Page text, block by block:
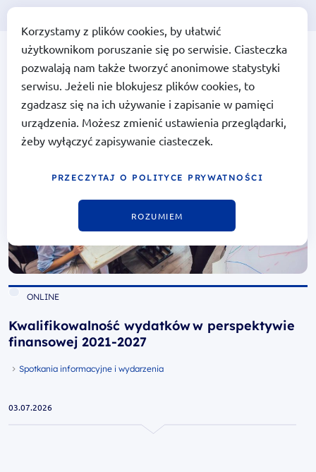
Portal Funduszy Europejskich
Portal Funduszy
Europejskich
ONLINE
Kwalifikowalność wydatków w perspektywie
finansowej 2021-2027
Spotkania informacyjne i wydarzenia
03.07.2026
Korzystamy z plików cookies, by ułatwić
użytkownikom poruszanie się po serwisie. Ciasteczka
pozwalają nam także tworzyć anonimowe statystyki
serwisu. Jeżeli nie blokujesz plików cookies, to
zgadzasz się na ich używanie i zapisanie w pamięci
urządzenia. Możesz zmienić ustawienia przeglądarki,
żeby wyłączyć zapisywanie ciasteczek.
PRZECZYTAJ O POLITYCE PRYWATNOŚCI
ROZUMIEM